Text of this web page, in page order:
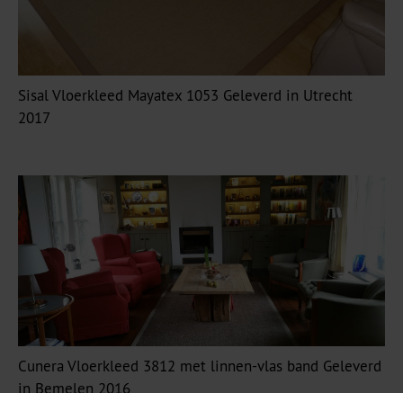
Sisal Vloerkleed Mayatex 1053 Geleverd in Utrecht
2017
Cunera Vloerkleed 3812 met linnen-vlas band Geleverd
in Bemelen 2016